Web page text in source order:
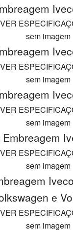
VER
VER
VER
VER
e
VER